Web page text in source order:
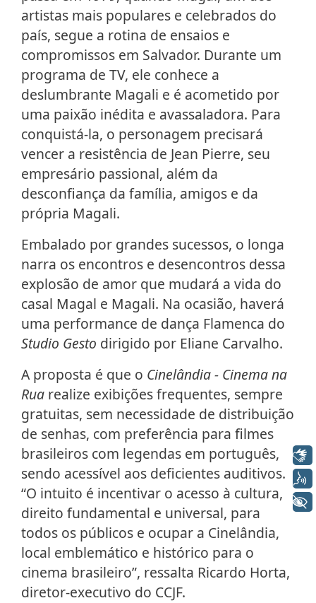
artistas mais populares e celebrados do
país, segue a rotina de ensaios e
compromissos em Salvador. Durante um
programa de TV, ele conhece a
deslumbrante Magali e é acometido por
uma paixão inédita e avassaladora. Para
conquistá-la, o personagem precisará
vencer a resistência de Jean Pierre, seu
empresário passional, além da
desconfiança da família, amigos e da
própria Magali.
Embalado por grandes sucessos, o longa
narra os encontros e desencontros dessa
explosão de amor que mudará a vida do
casal Magal e Magali. Na ocasião, haverá
uma performance de dança Flamenca do
Studio Gesto dirigido por Eliane Carvalho.
A proposta é que o Cinelândia - Cinema na
Rua realize exibições frequentes, sempre
gratuitas, sem necessidade de distribuição
de senhas, com preferência para filmes
brasileiros com legendas em português,
sendo acessível aos deficientes auditivos.
“O intuito é incentivar o acesso à cultura,
direito fundamental e universal, para
todos os públicos e ocupar a Cinelândia,
local emblemático e histórico para o
cinema brasileiro”, ressalta Ricardo Horta,
diretor-executivo do CCJF.
Libras
Voz
+ Acessibilidade